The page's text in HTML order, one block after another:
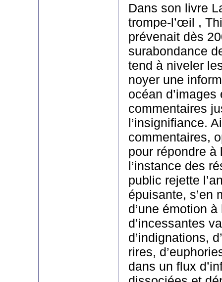
Dans son livre
trompe-l’œil ,
prévenait dès
surabondance
tend à niveler
noyer une
océan d’images
commentaires
l’insignifiance.
commentaires,
pour répondre à
l’instance des
public rejette
épuisante, s’en
d’une émotion à
d’incessantes
d’indignations,
rires,
dans un flux